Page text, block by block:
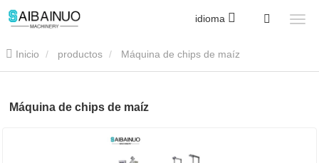
idioma
Inicio productos Máquina de chips de maíz
Máquina de chips de maíz